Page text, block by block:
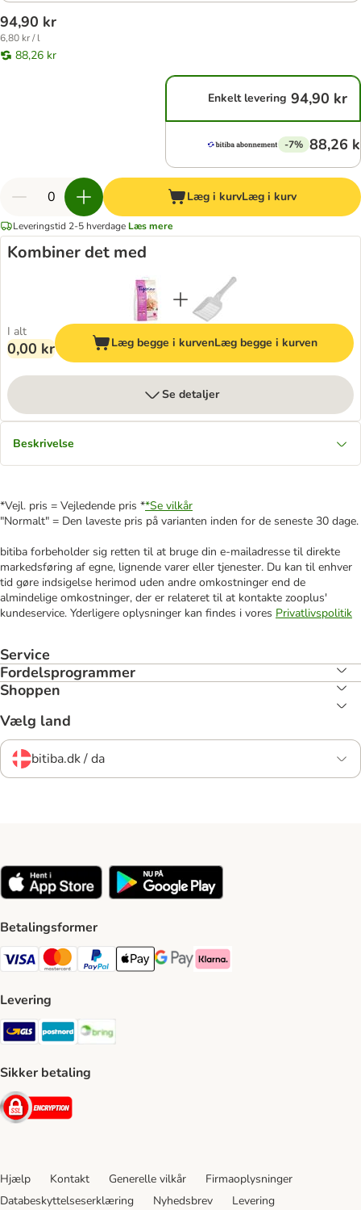
94,90 kr
6,80 kr / l
88,26 kr
Enkelt levering 94,90 kr
-7% 88,26
Læg i kurvLæg i kurv
Leveringstid 2-5 hverdage Læs mere
Kombiner det med
I alt
0,00 kr Læg begge i kurvenLæg begge i kurven
Se detaljer
Beskrivelse
*Vejl. pris = Vejledende pris **Se vilkår
"Normalt" = Den laveste pris på varianten inden for de seneste 30 dage.
bitiba forbeholder sig retten til at bruge din e-mailadresse til direkte
markedsføring af egne, lignende varer eller tjenester. Du kan til enhver
tid gøre indsigelse herimod uden andre omkostninger end de
almindelige omkostninger, der er relateret til at kontakte zooplus'
kundeservice. Yderligere oplysninger kan findes i vores Privatlivspolitik
Service
Fordelsprogrammer
Shoppen
Vælg land
bitiba.dk / da
Betalingsformer
VISA Payment Method
Mastercard Payment Method
Paypal Payment Method
Apple Pay Payment Method
Google Pay Payment Method
Klarna Payment Method
Levering
GLS Shipping Method
Postnord Shipping Method
Sikker betaling
Security
Hjælp Kontakt Generelle vilkår
Firmaoplysninger
Databeskyttelseserklæring
Nyhedsbrev Levering